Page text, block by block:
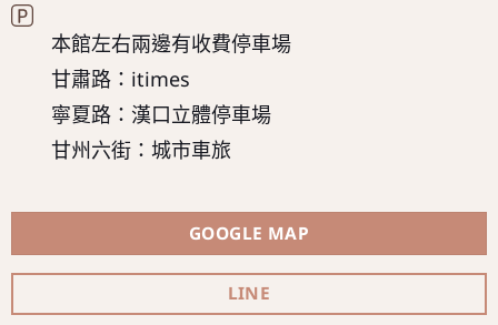
本館左右兩邊有收費停車場
甘肅路：itimes
寧夏路：漢口立體停車場
甘州六街：城市車旅
GOOGLE MAP
LINE